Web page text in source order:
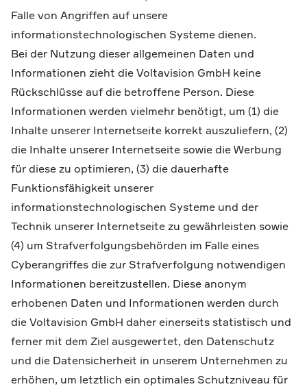
Falle von Angriffen auf unsere
informationstechnologischen Systeme dienen.
Bei der Nutzung dieser allgemeinen Daten und
Informationen zieht die Voltavision GmbH keine
Rückschlüsse auf die betroffene Person. Diese
Informationen werden vielmehr benötigt, um (1) die
Inhalte unserer Internetseite korrekt auszuliefern, (2)
die Inhalte unserer Internetseite sowie die Werbung
für diese zu optimieren, (3) die dauerhafte
Funktionsfähigkeit unserer
informationstechnologischen Systeme und der
Technik unserer Internetseite zu gewährleisten sowie
(4) um Strafverfolgungsbehörden im Falle eines
Cyberangriffes die zur Strafverfolgung notwendigen
Informationen bereitzustellen. Diese anonym
erhobenen Daten und Informationen werden durch
die Voltavision GmbH daher einerseits statistisch und
ferner mit dem Ziel ausgewertet, den Datenschutz
und die Datensicherheit in unserem Unternehmen zu
erhöhen, um letztlich ein optimales Schutzniveau für